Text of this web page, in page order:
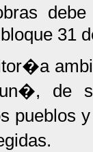
31
de
pueblos